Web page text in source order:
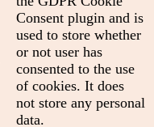
Consent plugin and is
used to store whether
or not user has
consented to the use
of cookies. It does
not store any personal
data.